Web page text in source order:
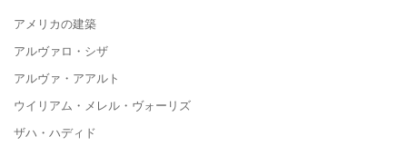
アメリカの建築
アルヴァロ・シザ
アルヴァ・アアルト
ウイリアム・メレル・ヴォーリズ
ザハ・ハディド